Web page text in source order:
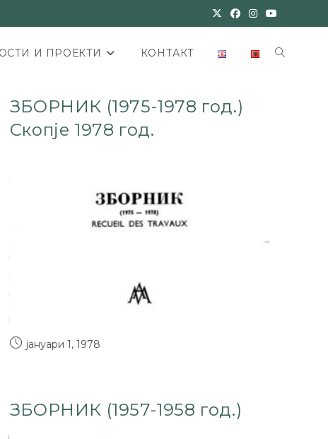
И ПРОЕКТИ КОНТАКТ
ЗБОРНИК (1975-1978 год.)
Скопје 1978 год.
јануари 1, 1978
ЗБОРНИК (1957-1958 год.)